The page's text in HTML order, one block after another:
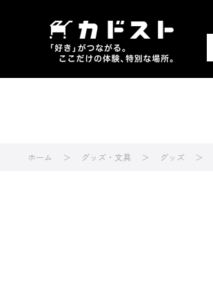
ホーム グッズ・文具 グッズ